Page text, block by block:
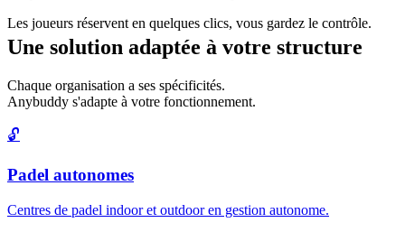
Les joueurs réservent en quelques clics, vous gardez le contrôle.
Une solution adaptée à votre structure
Chaque organisation a ses spécificités.
Anybuddy s'adapte à votre fonctionnement.
🔓
Padel autonomes
Centres de padel indoor et outdoor en gestion autonome.